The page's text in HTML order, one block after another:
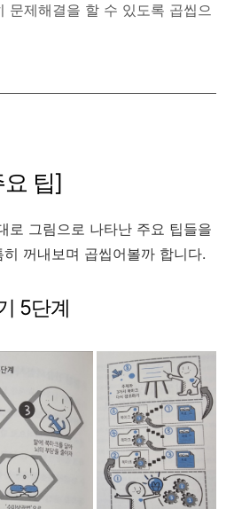
문제해결을 할 수 있도록 곱씹으
팁]
로 그림으로 나타난 주요 팁들을
꺼내보며 곱씹어볼까 합니다.
5단계